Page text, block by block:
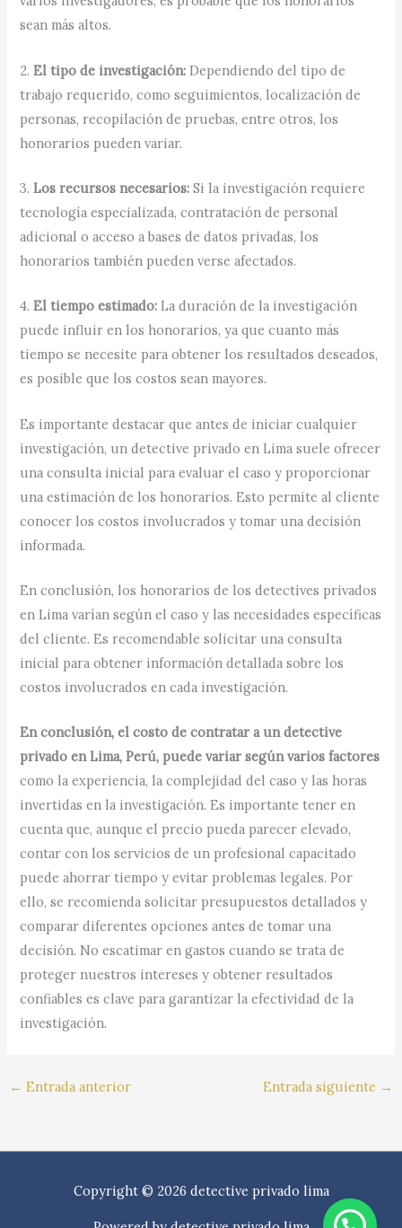
sean más altos.
2.El tipo de investigación: Dependiendo del tipo de
trabajo requerido, como seguimientos, localización de
personas, recopilación de pruebas, entre otros, los
honorarios pueden variar.
3.Los recursos necesarios: Si la investigación requiere
tecnología especializada, contratación de personal
adicional o acceso a bases de datos privadas, los
honorarios también pueden verse afectados.
4.El tiempo estimado: La duración de la investigación
puede influir en los honorarios, ya que cuanto más
tiempo se necesite para obtener los resultados deseados,
es posible que los costos sean mayores.
Es importante destacar que antes de iniciar cualquier
investigación, un detective privado en Lima suele ofrecer
una consulta inicial para evaluar el caso y proporcionar
una estimación de los honorarios. Esto permite al cliente
conocer los costos involucrados y tomar una decisión
informada.
En conclusión, los honorarios de los detectives privados
en Lima varían según el caso y las necesidades específicas
del cliente. Es recomendable solicitar una consulta
inicial para obtener información detallada sobre los
costos involucrados en cada investigación.
En conclusión, el costo de contratar a un detective
privado en Lima, Perú, puede variar según varios factores
como la experiencia, la complejidad del caso y las horas
invertidas en la investigación. Es importante tener en
cuenta que, aunque el precio pueda parecer elevado,
contar con los servicios de un profesional capacitado
puede ahorrar tiempo y evitar problemas legales. Por
ello, se recomienda solicitar presupuestos detallados y
comparar diferentes opciones antes de tomar una
decisión. No escatimar en gastos cuando se trata de
proteger nuestros intereses y obtener resultados
confiables es clave para garantizar la efectividad de la
investigación.
← Entrada anterior Entrada siguiente →
Copyright © 2026 detective privado lima